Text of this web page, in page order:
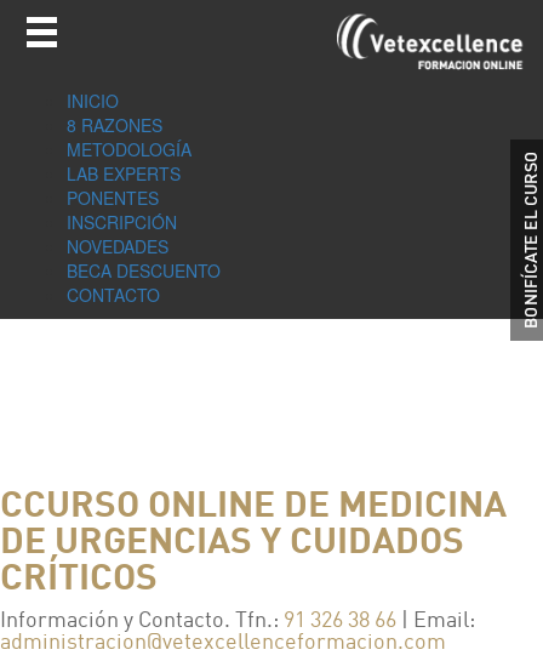
INICIO
8 RAZONES
METODOLOGÍA
LAB EXPERTS
PONENTES
INSCRIPCIÓN
NOVEDADES
BECA DESCUENTO
CONTACTO
CCURSO ONLINE DE MEDICINA
DE URGENCIAS Y CUIDADOS
CRÍTICOS
Información y Contacto. Tfn.: 91 326 38 66 | Email:
administracion@vetexcellenceformacion.com